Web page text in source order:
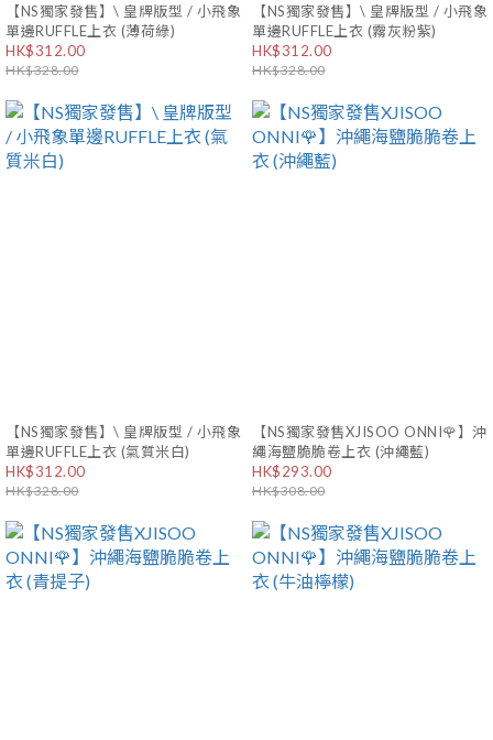
【NS獨家發售】\ 皇牌版型 / 小飛象
單邊RUFFLE上衣 (薄荷綠)
HK$312.00
HK$328.00
【NS獨家發售】\ 皇牌版型 / 小飛象
單邊RUFFLE上衣 (霧灰粉紫)
HK$312.00
HK$328.00
【NS獨家發售】\ 皇牌版型 / 小飛象
單邊RUFFLE上衣 (氣質米白)
HK$312.00
HK$328.00
【NS獨家發售XJISOO ONNI🌹】沖
繩海鹽脆脆卷上衣 (沖繩藍)
HK$293.00
HK$308.00